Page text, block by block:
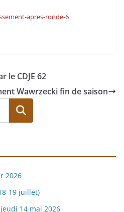
apres-ronde-6
le CDJE 62
Wawrzecki fin de saison
Rechercher
2026
19 juillet)
14 mai 2026